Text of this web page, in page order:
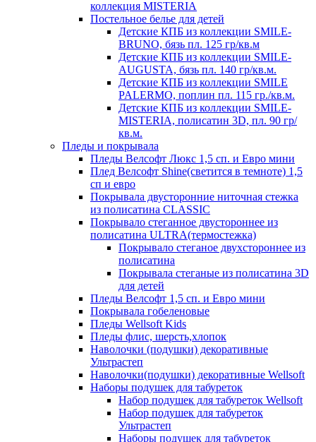
коллекция MISTERIA
Постельное белье для детей
Детские КПБ из коллекции SMILE-
BRUNO, бязь пл. 125 гр/кв.м
Детские КПБ из коллекции SMILE-
AUGUSTA, бязь пл. 140 гр/кв.м.
Детские КПБ из коллекции SMILE
PALERMO, поплин пл. 115 гр./кв.м.
Детские КПБ из коллекции SMILE-
MISTERIA, полисатин 3D, пл. 90 гр/
кв.м.
Пледы и покрывала
Пледы Велсофт Люкс 1,5 сп. и Евро мини
Плед Велсофт Shine(светится в темноте) 1,5
сп и евро
Покрывала двусторонние ниточная стежка
из полисатина CLASSIC
Покрывало стеганное двустороннее из
полисатина ULTRA(термостежка)
Покрывало стеганое двухстороннее из
полисатина
Покрывала стеганые из полисатина 3D
для детей
Пледы Велсофт 1,5 сп. и Евро мини
Покрывала гобеленовые
Пледы Wellsoft Kids
Пледы флис, шерсть,хлопок
Наволочки (подушки) декоративные
Ультрастеп
Наволочки(подушки) декоративные Wellsoft
Наборы подушек для табуреток
Набор подушек для табуреток Wellsoft
Набор подушек для табуреток
Ультрастеп
Наборы подушек для табуреток